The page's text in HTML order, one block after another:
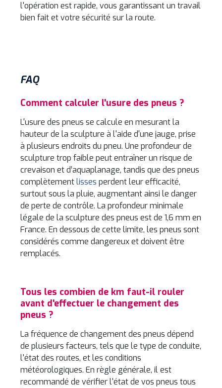
l'opération est rapide, vous garantissant un travail
bien fait et votre sécurité sur la route.
FAQ
Comment calculer l'usure des pneus ?
L'usure des pneus se calcule en mesurant la
hauteur de la sculpture à l'aide d'une jauge, prise
à plusieurs endroits du pneu. Une profondeur de
sculpture trop faible peut entraîner un risque de
crevaison et d’aquaplanage, tandis que des pneus
complètementlisses perdent leur efficacité,
surtout sous la pluie, augmentant ainsi le danger
de perte de contrôle. La profondeur minimale
légale de la sculpture des pneus est de 1,6 mm en
France. En dessous de cette limite, les pneus sont
considérés comme dangereux et doivent être
remplacés.
Tous les combien de km faut-il rouler
avant d'effectuer le changement des
pneus ?
La fréquence de changement des pneus dépend
de plusieurs facteurs, tels que le type de conduite,
l'état des routes, et les conditions
météorologiques. En règle générale, il est
recommandé de vérifier l'état de vos pneus tous